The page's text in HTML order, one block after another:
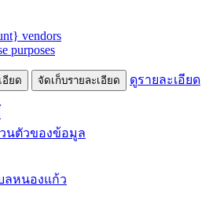
vendors
purposes
อียด จัดเก็บรายละเอียด ดูรายละเอียด
นตัวของข้อมูล